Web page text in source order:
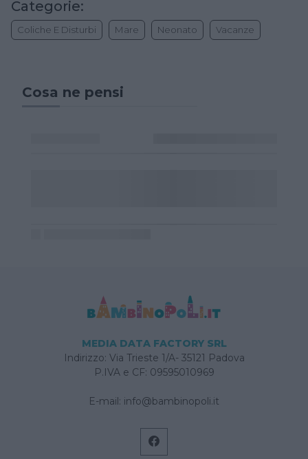
Categorie:
Coliche E Disturbi Mare Neonato Vacanze
Cosa ne pensi
MEDIA DATA FACTORY SRL
Indirizzo: Via Trieste 1/A- 35121 Padova
P.IVA e CF: 09595010969
E-mail: info@bambinopoli.it